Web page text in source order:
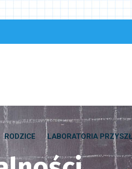
RODZICE LABORATORIA